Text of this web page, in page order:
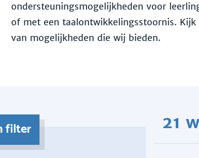
ondersteuningsmogelijkheden voor
of met een taalontwikkelingsstoornis.
van mogelijkheden die wij bieden.
filter 21